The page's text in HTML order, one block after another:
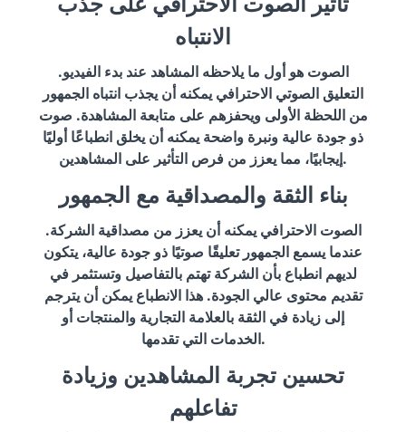
الانتباه
الصوت هو أول ما يلاحظه المشاهد عند بدء الفيديو.
التعليق الصوتي الاحترافي يمكنه أن يجذب انتباه الجمهور
من اللحظة الأولى ويحفزهم على متابعة المشاهدة. صوت
ذو جودة عالية ونبرة واضحة يمكنه أن يخلق انطباعًا أوليًا
إيجابيًا، مما يعزز من فرص التأثير على المشاهدين.
بناء الثقة والمصداقية مع الجمهور
الصوت الاحترافي يمكنه أن يعزز من مصداقية الشركة.
عندما يسمع الجمهور تعليقًا صوتيًا ذو جودة عالية، يتكون
لديهم انطباع بأن الشركة تهتم بالتفاصيل وتستثمر في
تقديم محتوى عالي الجودة. هذا الانطباع يمكن أن يترجم
إلى زيادة في الثقة بالعلامة التجارية والمنتجات أو
الخدمات التي تقدمها.
تحسين تجربة المشاهدين وزيادة
تفاعلهم